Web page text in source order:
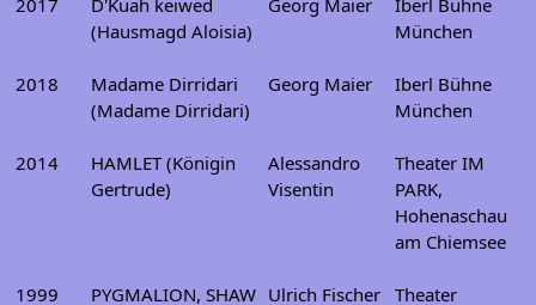
(Hausmagd Aloisia)
München
2018
Madame Dirridari
(Madame Dirridari)
Georg Maier
Iberl Bühne
München
2014
HAMLET (Königin
Gertrude)
Alessandro
Visentin
Theater IM
PARK,
Hohenaschau
am Chiemsee
1999
PYGMALION, SHAW Ulrich Fischer Theater